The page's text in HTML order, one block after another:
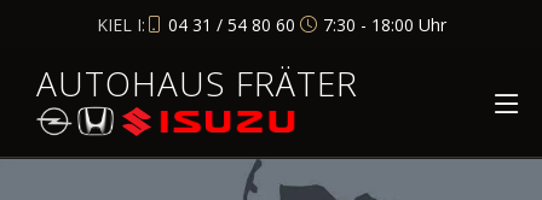
KIEL I: 04 31 / 54 80 60 7:30 - 18:00 Uhr
AUTOHAUS FRÄTER